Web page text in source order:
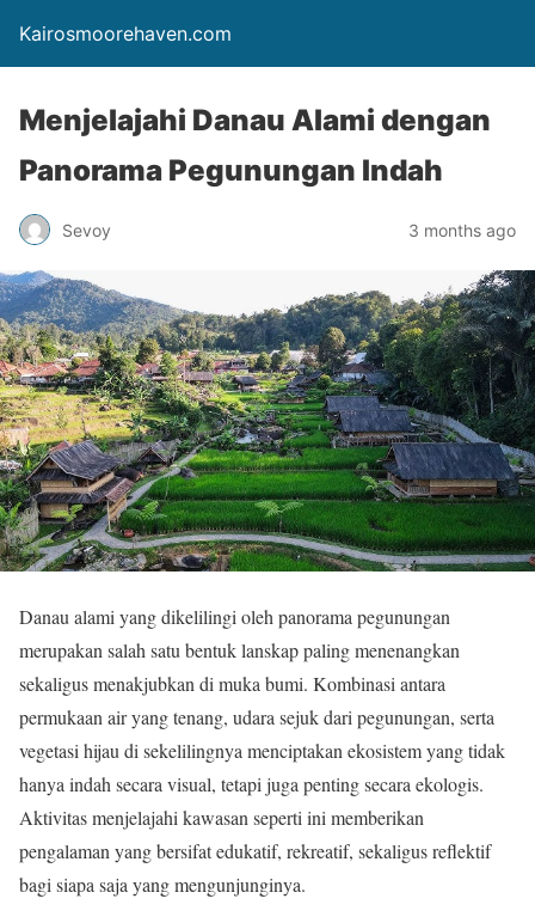
Kairosmoorehaven.com
Menjelajahi Danau Alami dengan
Panorama Pegunungan Indah
Sevoy 3 months ago
Danau alami yang dikelilingi oleh panorama pegunungan
merupakan salah satu bentuk lanskap paling menenangkan
sekaligus menakjubkan di muka bumi. Kombinasi antara
permukaan air yang tenang, udara sejuk dari pegunungan, serta
vegetasi hijau di sekelilingnya menciptakan ekosistem yang tidak
hanya indah secara visual, tetapi juga penting secara ekologis.
Aktivitas menjelajahi kawasan seperti ini memberikan
pengalaman yang bersifat edukatif, rekreatif, sekaligus reflektif
bagi siapa saja yang mengunjunginya.